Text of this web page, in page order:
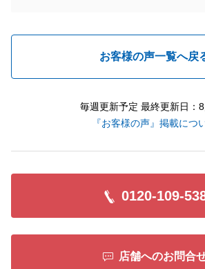
お客様の声一覧へ戻
毎週更新予定 最終更新日：
『お客様の声』掲載につ
0120-109-
店舗へのお問合